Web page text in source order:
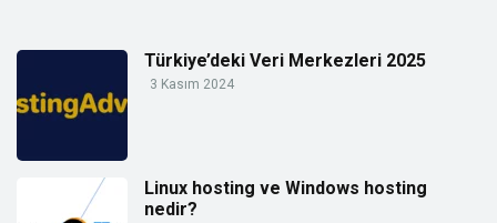
Türkiye’deki Veri Merkezleri 2025
3 Kasım 2024
Linux hosting ve Windows hosting
nedir?